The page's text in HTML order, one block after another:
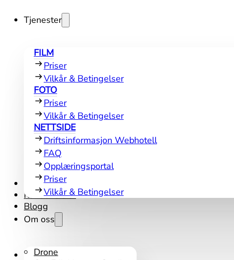
Tjenester
FILM
Priser
Vilkår & Betingelser
FOTO
Priser
Vilkår & Betingelser
NETTSIDE
Driftsinformasjon Webhotell
FAQ
Opplæringsportal
Priser
Vilkår & Betingelser
Referanser
Kundene sier
Blogg
Om oss
Drone
Kontakt oss